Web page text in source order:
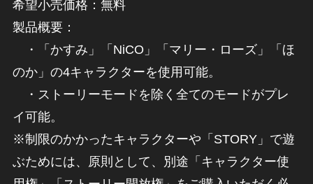
希望小売価格：無料
製品概要：
・「かすみ」「NiCO」「マリー・ローズ」「ほ
のか」の4キャラクターを使用可能。
・ストーリーモードを除く全てのモードがプレ
イ可能。
※制限のかかったキャラクターや「STORY」で遊
ぶためには、原則として、別途「キャラクター使